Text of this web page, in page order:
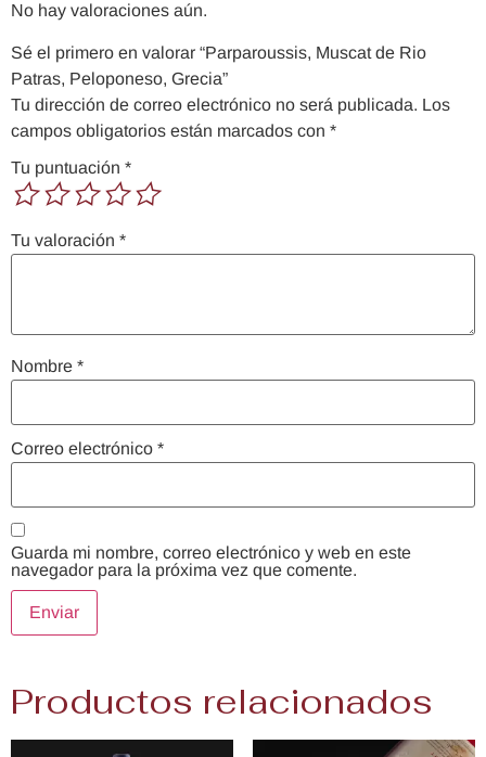
No hay valoraciones aún.
Sé el primero en valorar “Parparoussis, Muscat de Rio
Patras, Peloponeso, Grecia”
Tu dirección de correo electrónico no será publicada. Los
campos obligatorios están marcados con *
Tu puntuación *
Tu valoración *
Nombre *
Correo electrónico *
Guarda mi nombre, correo electrónico y web en este
navegador para la próxima vez que comente.
Productos relacionados